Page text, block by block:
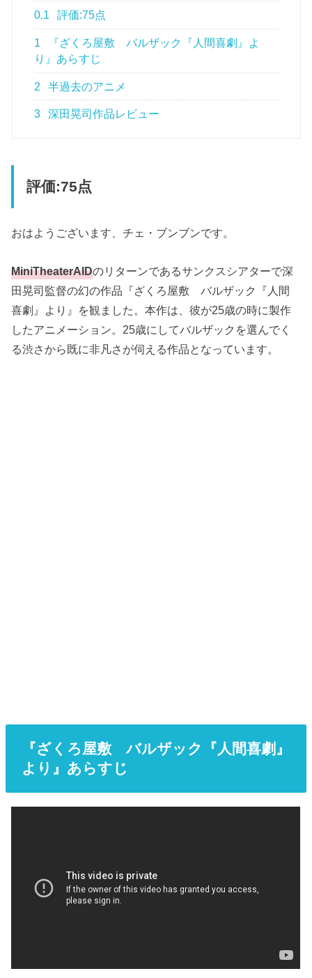
0.1 評価:75点
1
『ざくろ屋敷 バルザック『人間喜劇』よ
り』あらすじ
2 半過去のアニメ
3 深田晃司作品レビュー
評価:75点
おはようございます、チェ・ブンブンです。
MiniTheaterAIDのリターンであるサンクスシアターで深
田晃司監督の幻の作品『ざくろ屋敷 バルザック『人間
喜劇』より』を観ました。本作は、彼が25歳の時に製作
したアニメーション。25歳にしてバルザックを選んでく
る渋さから既に非凡さが伺える作品となっています。
『ざくろ屋敷 バルザック『人間喜劇』
より』あらすじ